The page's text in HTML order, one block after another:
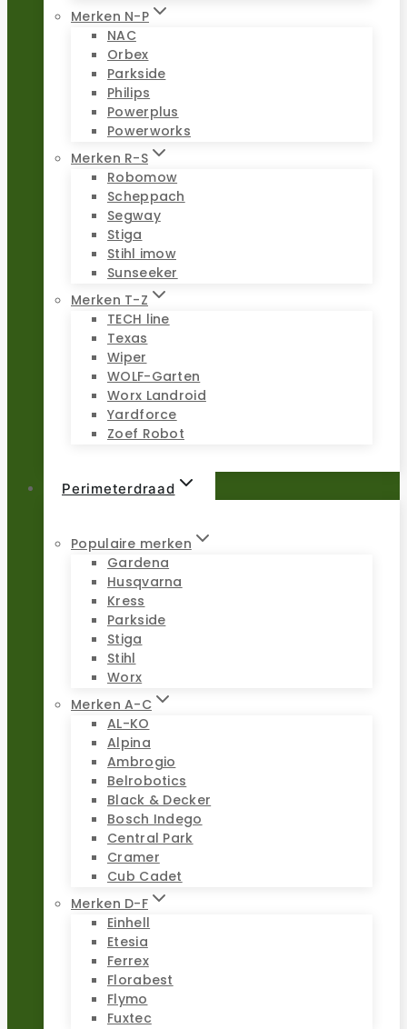
Merken N-P
NAC
Orbex
Parkside
Philips
Powerplus
Powerworks
Merken R-S
Robomow
Scheppach
Segway
Stiga
Stihl imow
Sunseeker
Merken T-Z
TECH line
Texas
Wiper
WOLF-Garten
Worx Landroid
Yardforce
Zoef Robot
Perimeterdraad
Populaire merken
Gardena
Husqvarna
Kress
Parkside
Stiga
Stihl
Worx
Merken A-C
AL-KO
Alpina
Ambrogio
Belrobotics
Black & Decker
Bosch Indego
Central Park
Cramer
Cub Cadet
Merken D-F
Einhell
Etesia
Ferrex
Florabest
Flymo
Fuxtec